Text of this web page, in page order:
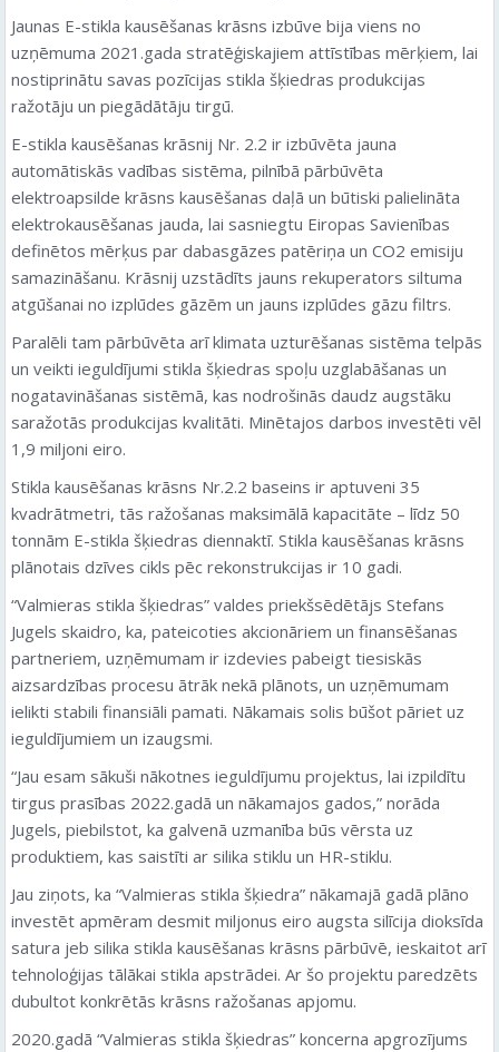
Jaunas E-stikla kausēšanas krāsns izbūve bija viens no
uzņēmuma 2021.gada stratēģiskajiem attīstības mērķiem, lai
nostiprinātu savas pozīcijas stikla šķiedras produkcijas
ražotāju un piegādātāju tirgū.
E-stikla kausēšanas krāsnij Nr. 2.2 ir izbūvēta jauna
automātiskās vadības sistēma, pilnībā pārbūvēta
elektroapsilde krāsns kausēšanas daļā un būtiski palielināta
elektrokausēšanas jauda, lai sasniegtu Eiropas Savienības
definētos mērķus par dabasgāzes patēriņa un CO2 emisiju
samazināšanu. Krāsnij uzstādīts jauns rekuperators siltuma
atgūšanai no izplūdes gāzēm un jauns izplūdes gāzu filtrs.
Paralēli tam pārbūvēta arī klimata uzturēšanas sistēma telpās
un veikti ieguldījumi stikla šķiedras spoļu uzglabāšanas un
nogatavināšanas sistēmā, kas nodrošinās daudz augstāku
saražotās produkcijas kvalitāti. Minētajos darbos investēti vēl
1,9 miljoni eiro.
Stikla kausēšanas krāsns Nr.2.2 baseins ir aptuveni 35
kvadrātmetri, tās ražošanas maksimālā kapacitāte – līdz 50
tonnām E-stikla šķiedras diennaktī. Stikla kausēšanas krāsns
plānotais dzīves cikls pēc rekonstrukcijas ir 10 gadi.
“Valmieras stikla šķiedras” valdes priekšsēdētājs Stefans
Jugels skaidro, ka, pateicoties akcionāriem un finansēšanas
partneriem, uzņēmumam ir izdevies pabeigt tiesiskās
aizsardzības procesu ātrāk nekā plānots, un uzņēmumam
ielikti stabili finansiāli pamati. Nākamais solis būšot pāriet uz
ieguldījumiem un izaugsmi.
“Jau esam sākuši nākotnes ieguldījumu projektus, lai izpildītu
tirgus prasības 2022.gadā un nākamajos gados,” norāda
Jugels, piebilstot, ka galvenā uzmanība būs vērsta uz
produktiem, kas saistīti ar silika stiklu un HR-stiklu.
Jau ziņots, ka “Valmieras stikla šķiedra” nākamajā gadā plāno
investēt apmēram desmit miljonus eiro augsta silīcija dioksīda
satura jeb silika stikla kausēšanas krāsns pārbūvē, ieskaitot arī
tehnoloģijas tālākai stikla apstrādei. Ar šo projektu paredzēts
dubultot konkrētās krāsns ražošanas apjomu.
2020.gadā “Valmieras stikla šķiedras” koncerna apgrozījums